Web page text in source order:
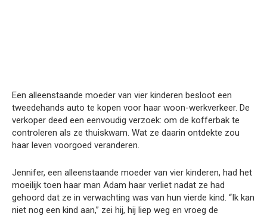
Een alleenstaande moeder van vier kinderen besloot een
tweedehands auto te kopen voor haar woon-werkverkeer. De
verkoper deed een eenvoudig verzoek: om de kofferbak te
controleren als ze thuiskwam. Wat ze daarin ontdekte zou
haar leven voorgoed veranderen.
Jennifer, een alleenstaande moeder van vier kinderen, had het
moeilijk toen haar man Adam haar verliet nadat ze had
gehoord dat ze in verwachting was van hun vierde kind. “Ik kan
niet nog een kind aan,” zei hij, hij liep weg en vroeg de